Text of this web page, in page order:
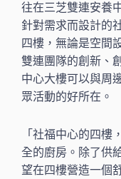
往在三芝雙連安養
針對需求而設計的
四樓，無論是空間
雙連團隊的創新、
中心大樓可以與周
眾活動的好所在。
「社福中心的四
全的廚房。除了供
望在四樓營造一個